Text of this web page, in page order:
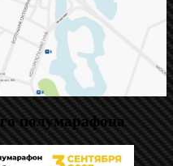
полумарафона